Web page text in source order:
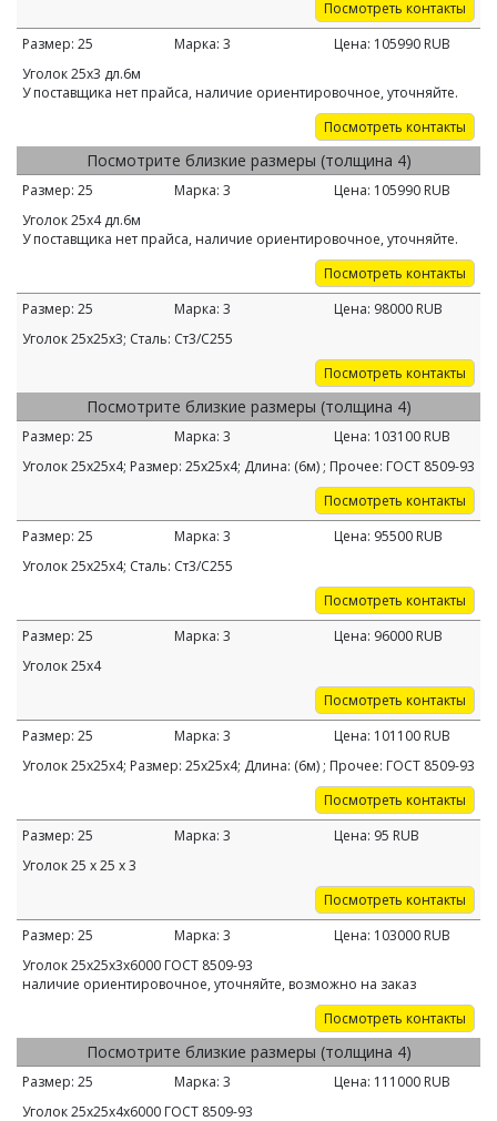
Посмотреть контакты
Размер: 25 Марка: 3 Цена: 105990 RUB
Уголок 25х3 дл.6м
У поставщика нет прайса, наличие ориентировочное, уточняйте.
Посмотреть контакты
Посмотрите близкие размеры (толщина 4)
Размер: 25 Марка: 3 Цена: 105990 RUB
Уголок 25х4 дл.6м
У поставщика нет прайса, наличие ориентировочное, уточняйте.
Посмотреть контакты
Размер: 25 Марка: 3 Цена: 98000 RUB
Уголок 25х25х3; Сталь: Ст3/С255
Посмотреть контакты
Посмотрите близкие размеры (толщина 4)
Размер: 25 Марка: 3 Цена: 103100 RUB
Уголок 25х25х4; Размер: 25х25х4; Длина: (6м) ; Прочее: ГОСТ 8509-93
Посмотреть контакты
Размер: 25 Марка: 3 Цена: 95500 RUB
Уголок 25х25х4; Сталь: Ст3/С255
Посмотреть контакты
Размер: 25 Марка: 3 Цена: 96000 RUB
Уголок 25х4
Посмотреть контакты
Размер: 25 Марка: 3 Цена: 101100 RUB
Уголок 25х25х4; Размер: 25х25х4; Длина: (6м) ; Прочее: ГОСТ 8509-93
Посмотреть контакты
Размер: 25 Марка: 3 Цена: 95 RUB
Уголок 25 х 25 х 3
Посмотреть контакты
Размер: 25 Марка: 3 Цена: 103000 RUB
Уголок 25х25х3х6000 ГОСТ 8509-93
наличие ориентировочное, уточняйте, возможно на заказ
Посмотреть контакты
Посмотрите близкие размеры (толщина 4)
Размер: 25 Марка: 3 Цена: 111000 RUB
Уголок 25х25х4х6000 ГОСТ 8509-93